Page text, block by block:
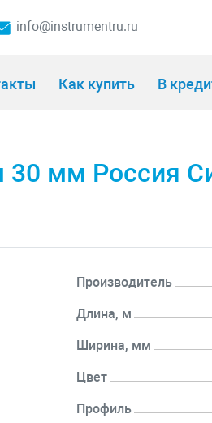
info@instrumentru.ru
Как купить В
мм Россия
Производитель
Длина, м
Ширина, мм
Цвет
Профиль